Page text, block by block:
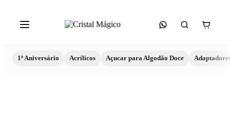
1º Aniversário Acrílicos Açucar para Algodão Doce